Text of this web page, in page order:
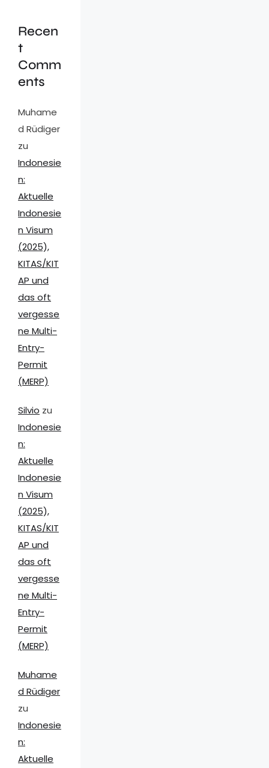
Recen
t
Comm
ents
Muhame
d Rüdiger
zu
Indonesie
n:
Aktuelle
Indonesie
n Visum
(2025),
KITAS/KIT
AP und
das oft
vergesse
ne Multi-
Entry-
Permit
(MERP)
Silvio zu
Indonesie
n:
Aktuelle
Indonesie
n Visum
(2025),
KITAS/KIT
AP und
das oft
vergesse
ne Multi-
Entry-
Permit
(MERP)
Muhame
d Rüdiger
zu
Indonesie
n:
Aktuelle